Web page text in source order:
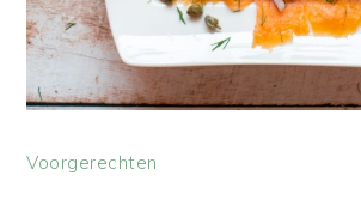
Voorgerechten